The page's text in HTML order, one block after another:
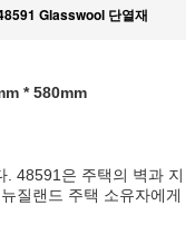
Glasswool 단열재
* 580mm
. 48591은 주택의 벽과 지
질랜드 주택 소유자에게